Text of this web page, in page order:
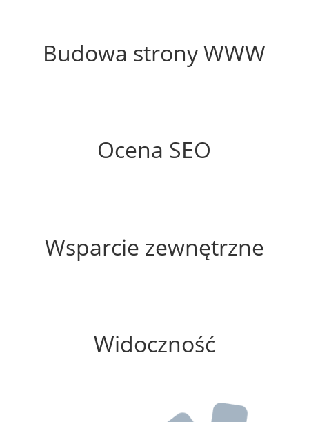
Budowa strony WWW
Ocena SEO
Wsparcie zewnętrzne
Widoczność